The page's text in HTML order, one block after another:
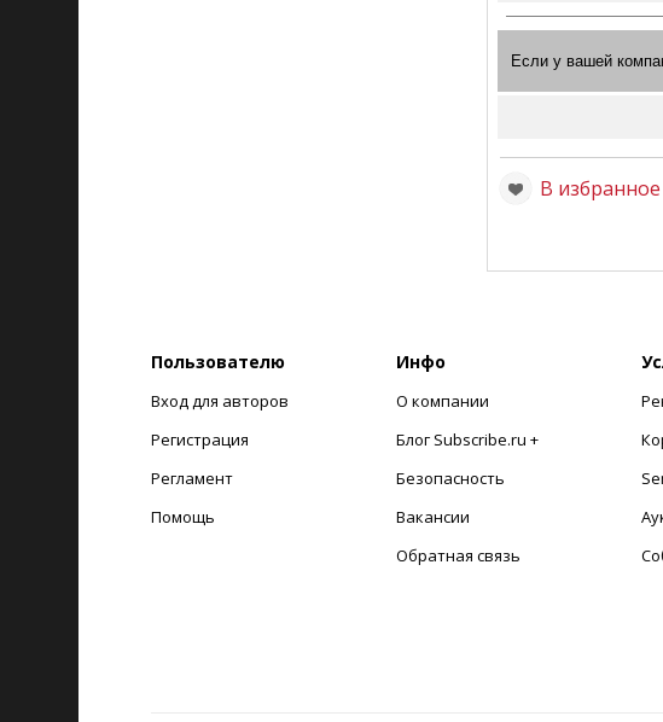
Если у вашей
В избранное
Пользователю
Вход для авторов
Регистрация
Регламент
Помощь
Инфо
О компании
Блог Subscribe.ru +
Безопасность
Вакансии
Обратная связь